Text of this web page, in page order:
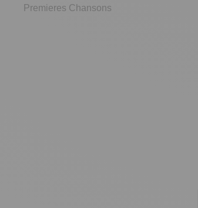
Premieres Chansons